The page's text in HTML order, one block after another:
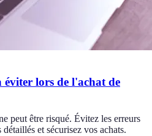
éviter lors de l'achat de
peut être risqué. Évitez les erreurs
et sécurisez vos achats.